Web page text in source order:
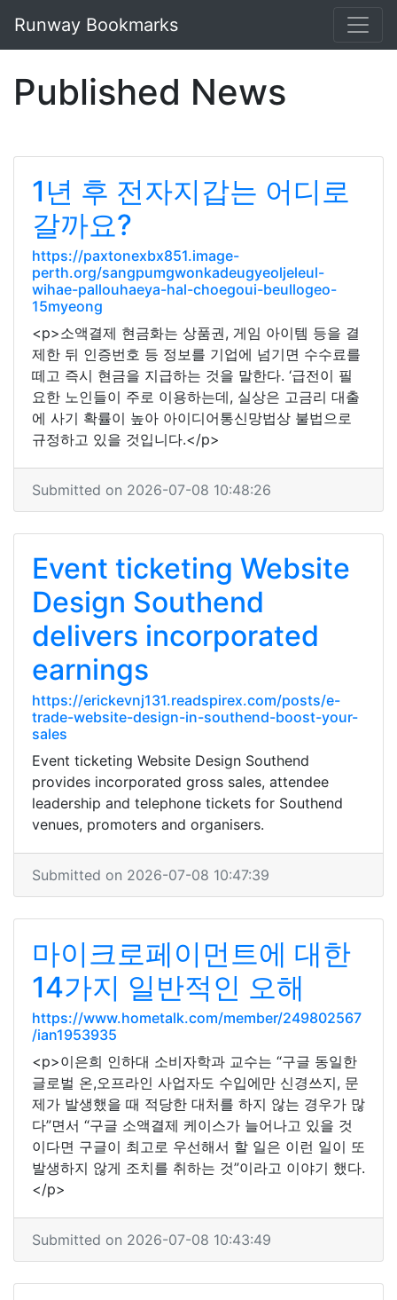
Runway Bookmarks
Published News
1년 후 전자지갑는 어디로
갈까요?
https://paxtonexbx851.image-
perth.org/sangpumgwonkadeugyeoljeleul-
wihae-pallouhaeya-hal-choegoui-beullogeo-
15myeong
<p>소액결제 현금화는 상품권, 게임 아이템 등을 결
제한 뒤 인증번호 등 정보를 기업에 넘기면 수수료를
떼고 즉시 현금을 지급하는 것을 말한다. ‘급전이 필
요한 노인들이 주로 이용하는데, 실상은 고금리 대출
에 사기 확률이 높아 아이디어통신망법상 불법으로
규정하고 있을 것입니다.</p>
Submitted on 2026-07-08 10:48:26
Event ticketing Website
Design Southend
delivers incorporated
earnings
https://erickevnj131.readspirex.com/posts/e-
trade-website-design-in-southend-boost-your-
sales
Event ticketing Website Design Southend
provides incorporated gross sales, attendee
leadership and telephone tickets for Southend
venues, promoters and organisers.
Submitted on 2026-07-08 10:47:39
마이크로페이먼트에 대한
14가지 일반적인 오해
https://www.hometalk.com/member/249802567
/ian1953935
<p>이은희 인하대 소비자학과 교수는 “구글 동일한
글로벌 온,오프라인 사업자도 수입에만 신경쓰지, 문
제가 발생했을 때 적당한 대처를 하지 않는 경우가 많
다”면서 “구글 소액결제 케이스가 늘어나고 있을 것
이다면 구글이 최고로 우선해서 할 일은 이런 일이 또
발생하지 않게 조치를 취하는 것”이라고 이야기 했다.
</p>
Submitted on 2026-07-08 10:43:49